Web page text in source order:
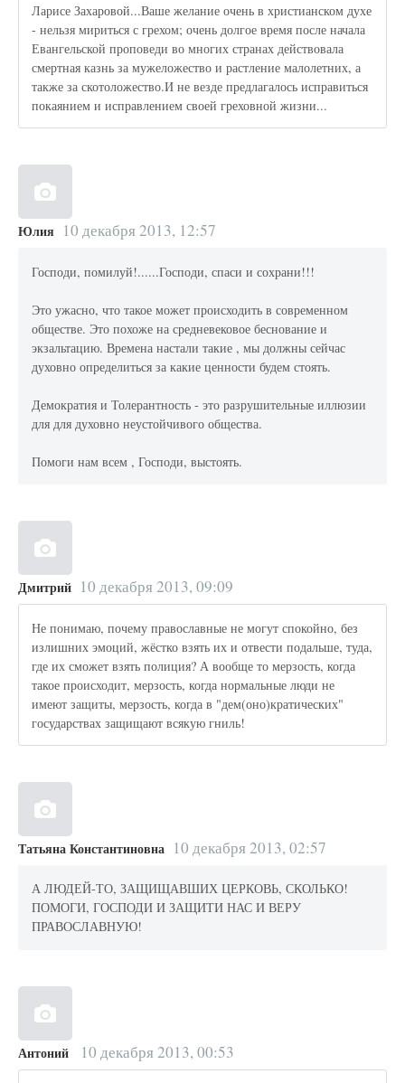
Ларисе Захаровой...Ваше желание очень в христианском духе
- нельзя мириться с грехом; очень долгое время после начала
Евангельской проповеди во многих странах действовала
смертная казнь за мужеложество и растление малолетних, а
также за скотоложество.И не везде предлагалось исправиться
покаянием и исправлением своей греховной жизни...
Юлия 10 декабря 2013, 12:57
Господи, помилуй!......Господи, спаси и сохрани!!!
Это ужасно, что такое может происходить в современном
обществе. Это похоже на средневековое беснование и
экзальтацию. Времена настали такие , мы должны сейчас
духовно определиться за какие ценности будем стоять.
Демократия и Толерантность - это разрушительные иллюзии
для для духовно неустойчивого общества.
Помоги нам всем , Господи, выстоять.
Дмитрий 10 декабря 2013, 09:09
Не понимаю, почему православные не могут спокойно, без
излишних эмоций, жёстко взять их и отвести подальше, туда,
где их сможет взять полиция? А вообще то мерзость, когда
такое происходит, мерзость, когда нормальные люди не
имеют защиты, мерзость, когда в "дем(оно)кратических"
государствах защищают всякую гниль!
Татьяна Константиновна 10 декабря 2013, 02:57
А ЛЮДЕЙ-ТО, ЗАЩИЩАВШИХ ЦЕРКОВЬ, СКОЛЬКО!
ПОМОГИ, ГОСПОДИ И ЗАЩИТИ НАС И ВЕРУ
ПРАВОСЛАВНУЮ!
Антоний 10 декабря 2013, 00:53